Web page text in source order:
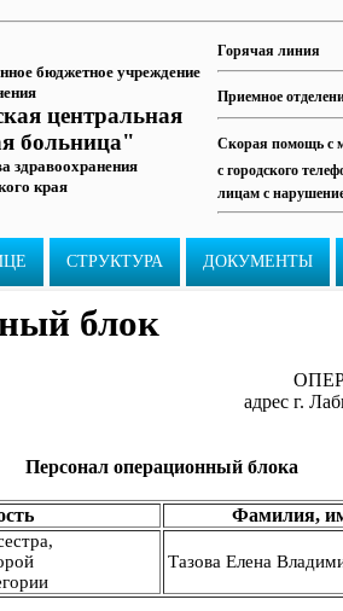
бюджетное учреждение
центральная
больница"
здравоохранения
края
Горячая линия
Приемное
Скорая помощь с
с городского
лицам с
СТРУКТУРА ДОКУМЕНТЫ
блок
адрес г.
Персонал операционный блока
Фамилия,
Тазова Елена